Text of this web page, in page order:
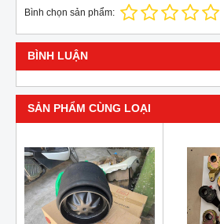
Bình chọn sản phẩm:
BÌNH LUẬN
SẢN PHẨM CÙNG LOẠI